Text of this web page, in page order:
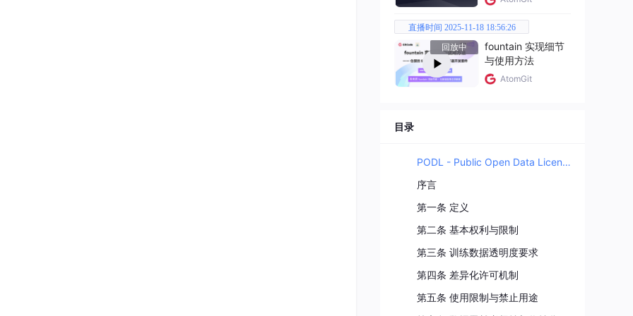
直播时间 2025-11-18 18:56:26
回放中
fountain 实现细节
与使用方法
AtomGit
目录
PODL - Public Open Data License
序言
第一条 定义
第二条 基本权利与限制
第三条 训练数据透明度要求
第四条 差异化许可机制
第五条 使用限制与禁止用途